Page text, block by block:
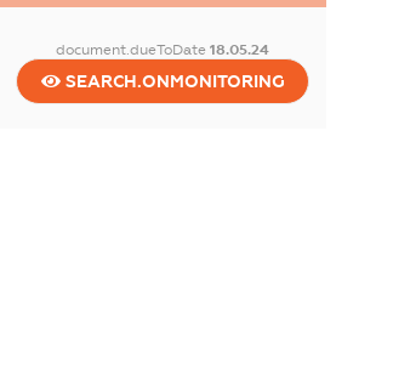
document.dueToDate18.05.24
SEARCH.ONMONITORING